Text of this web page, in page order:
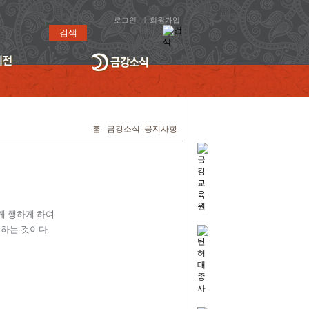
로그인 | 회원가입
검색
홈 금강소식 공지사항
행하게 하여
는 것이다.